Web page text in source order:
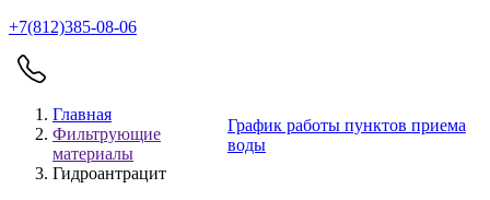
+7(812)385-08-06
Главная
Фильтрующие
материалы
Гидроантрацит
График работы пунктов приема
воды